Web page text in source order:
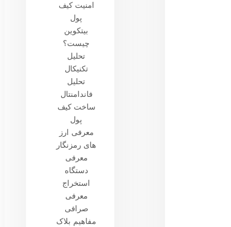
امنیت کیف
پول
بیتکوین
چیست؟
تحلیل
تکنیکال
تحلیل
فاندامنتال
ساخت کیف
پول
معرفی ارز
های رمزنگار
معرفی
دستگاه
استخراج
معرفی
صرافی
مفاهیم بلاک